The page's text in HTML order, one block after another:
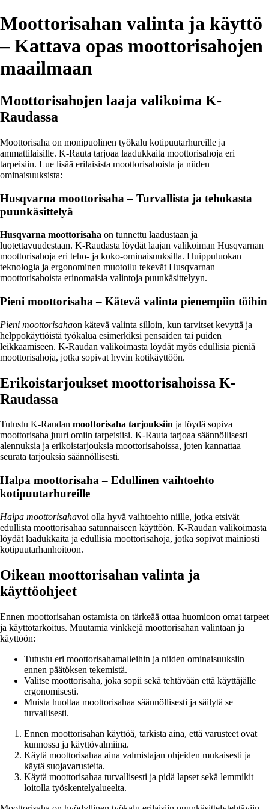
Moottorisahan valinta ja käyttö
– Kattava opas moottorisahojen
maailmaan
Moottorisahojen laaja valikoima K-
Raudassa
Moottorisaha on monipuolinen työkalu kotipuutarhureille ja
ammattilaisille. K-Rauta tarjoaa laadukkaita moottorisahoja eri
tarpeisiin. Lue lisää erilaisista moottorisahoista ja niiden
ominaisuuksista:
Husqvarna moottorisaha – Turvallista ja tehokasta
puunkäsittelyä
Husqvarna moottorisaha on tunnettu laadustaan ja
luotettavuudestaan. K-Raudasta löydät laajan valikoiman Husqvarnan
moottorisahoja eri teho- ja koko-ominaisuuksilla. Huippuluokan
teknologia ja ergonominen muotoilu tekevät Husqvarnan
moottorisahoista erinomaisia valintoja puunkäsittelyyn.
Pieni moottorisaha – Kätevä valinta pienempiin töihin
Pieni moottorisahaon kätevä valinta silloin, kun tarvitset kevyttä ja
helppokäyttöistä työkalua esimerkiksi pensaiden tai puiden
leikkaamiseen. K-Raudan valikoimasta löydät myös edullisia pieniä
moottorisahoja, jotka sopivat hyvin kotikäyttöön.
Erikoistarjoukset moottorisahoissa K-
Raudassa
Tutustu K-Raudan moottorisaha tarjouksiin ja löydä sopiva
moottorisaha juuri omiin tarpeisiisi. K-Rauta tarjoaa säännöllisesti
alennuksia ja erikoistarjouksia moottorisahoissa, joten kannattaa
seurata tarjouksia säännöllisesti.
Halpa moottorisaha – Edullinen vaihtoehto
kotipuutarhureille
Halpa moottorisahavoi olla hyvä vaihtoehto niille, jotka etsivät
edullista moottorisahaa satunnaiseen käyttöön. K-Raudan valikoimasta
löydät laadukkaita ja edullisia moottorisahoja, jotka sopivat mainiosti
kotipuutarhanhoitoon.
Oikean moottorisahan valinta ja
käyttöohjeet
Ennen moottorisahan ostamista on tärkeää ottaa huomioon omat tarpeet
ja käyttötarkoitus. Muutamia vinkkejä moottorisahan valintaan ja
käyttöön:
Tutustu eri moottorisahamalleihin ja niiden ominaisuuksiin
ennen päätöksen tekemistä.
Valitse moottorisaha, joka sopii sekä tehtävään että käyttäjälle
ergonomisesti.
Muista huoltaa moottorisahaa säännöllisesti ja säilytä se
turvallisesti.
Ennen moottorisahan käyttöä, tarkista aina, että varusteet ovat
kunnossa ja käyttövalmiina.
Käytä moottorisahaa aina valmistajan ohjeiden mukaisesti ja
käytä suojavarusteita.
Käytä moottorisahaa turvallisesti ja pidä lapset sekä lemmikit
loitolla työskentelyalueelta.